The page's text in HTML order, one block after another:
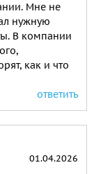
Мне не
нужную
В компании
как и что
ответить
01.04.2026